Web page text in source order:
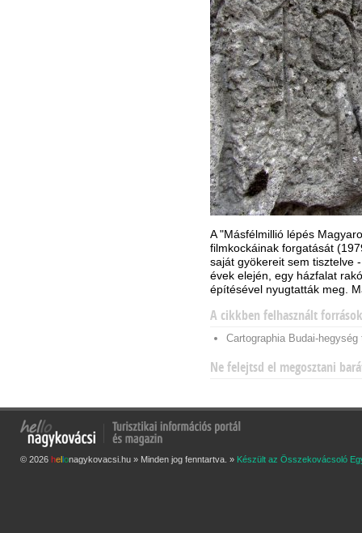
A "Másfélmillió lépés
filmkockáinak forgatását
saját gyökereit sem tisztelve
évek elején, egy házfalat
építésével nyugtatták meg.
A cikkben felhasznált források
Cartographia Budai-
Ne felejtsd el megosztani
© 2026 hellonagykovacsi.hu » Minden jog fenntartva. » Készült az Összekovácsoló